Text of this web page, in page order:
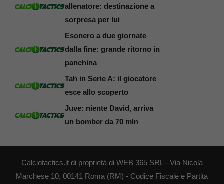
allenatore: destinazione a
sorpresa per lui
Esonero a due giornate
dalla fine: grande ritorno in
panchina
Tah in Serie A: il giocatore
esce allo scoperto
Juve: niente David, arriva
un bomber da 70 mln
Calciotactics.it di proprietà di WEB 365 SRL - Via Nicola
Marchese 10, 00141 Roma (RM) - Codice Fiscale e Partita